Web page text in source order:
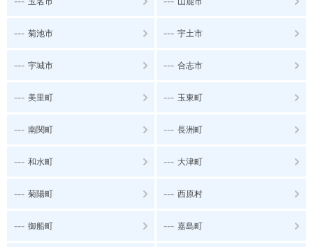
--- 菊池市 --- 宇土市
--- 宇城市 --- 合志市
--- 美里町 --- 玉東町
--- 南関町 --- 長洲町
--- 和水町 --- 大津町
--- 菊陽町 --- 西原村
--- 御船町 --- 嘉島町